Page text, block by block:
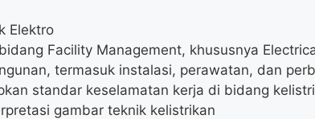
Elektro
Facility Management, khususnya
termasuk instalasi, perawatan, dan
standar keselamatan kerja di bidang
gambar teknik kelistrikan